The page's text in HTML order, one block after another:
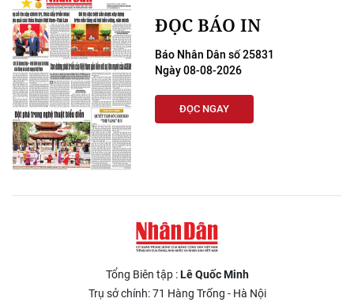
ĐỌC BÁO IN
Báo Nhân Dân số 25831
Ngày 08-08-2026
ĐỌC NGAY
Tổng Biên tập :Lê Quốc Minh
Trụ sở chính: 71 Hàng Trống - Hà Nội